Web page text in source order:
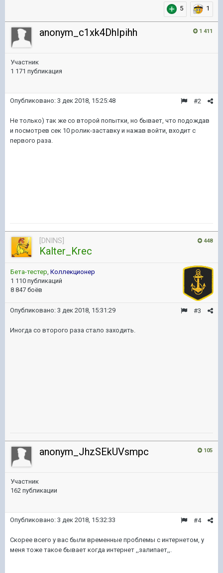
5 1
1 411
anonym_c1xk4DhIpihh
Участник
1 171 публикация
#2
Опубликовано: 3 дек 2018, 15:25:48
Не только) так же со второй попытки, но бывает, что подождав
и посмотрев сек 10 ролик-заставку и нажав войти, входит с
первого раза.
448
[DNINS]
Kalter_Krec
Бета-тестер, Коллекционер
1 110 публикаций
8 847 боёв
#3
Опубликовано: 3 дек 2018, 15:31:29
Иногда со второго раза стало заходить.
105
anonym_JhzSEkUVsmpc
Участник
162 публикации
#4
Опубликовано: 3 дек 2018, 15:32:33
Скорее всего у вас были временные проблемы с интернетом, у
меня тоже такое бывает когда интернет ,,залипает,,.